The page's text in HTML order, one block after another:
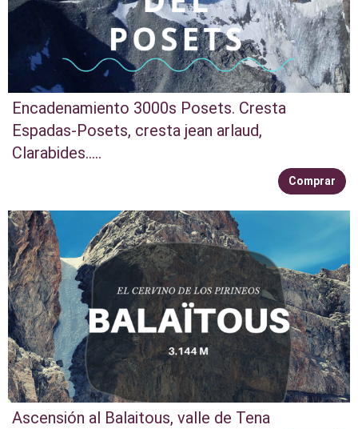
Encadenamiento 3000s Posets. Cresta
Espadas-Posets, cresta jean arlaud,
Clarabides.....
Comprar
Ascensión al Balaitous, valle de Tena